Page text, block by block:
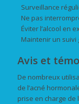
Surveillance
Ne pas
Éviter l’alcool en
Maintenir un
Avis et
De nombreux
de l’acné
prise en charge de